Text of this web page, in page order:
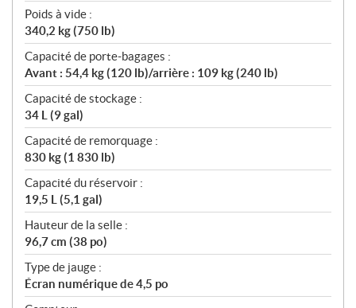
Poids à vide :
340,2 kg (750 lb)
Capacité de porte-bagages :
Avant : 54,4 kg (120 lb)/arrière : 109 kg (240 lb)
Capacité de stockage :
34 L (9 gal)
Capacité de remorquage :
830 kg (1 830 lb)
Capacité du réservoir :
19,5 L (5,1 gal)
Hauteur de la selle :
96,7 cm (38 po)
Type de jauge :
Écran numérique de 4,5 po